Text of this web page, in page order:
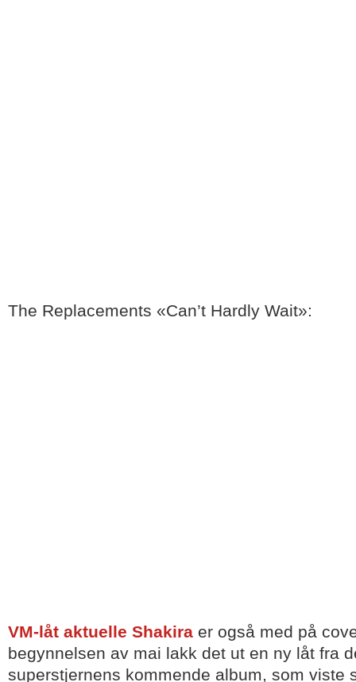
The Replacements «Can’t Hardly Wait»:
VM-låt aktuelle Shakira er også med på
begynnelsen av mai lakk det ut en ny låt fra
superstjernens kommende album, som viste